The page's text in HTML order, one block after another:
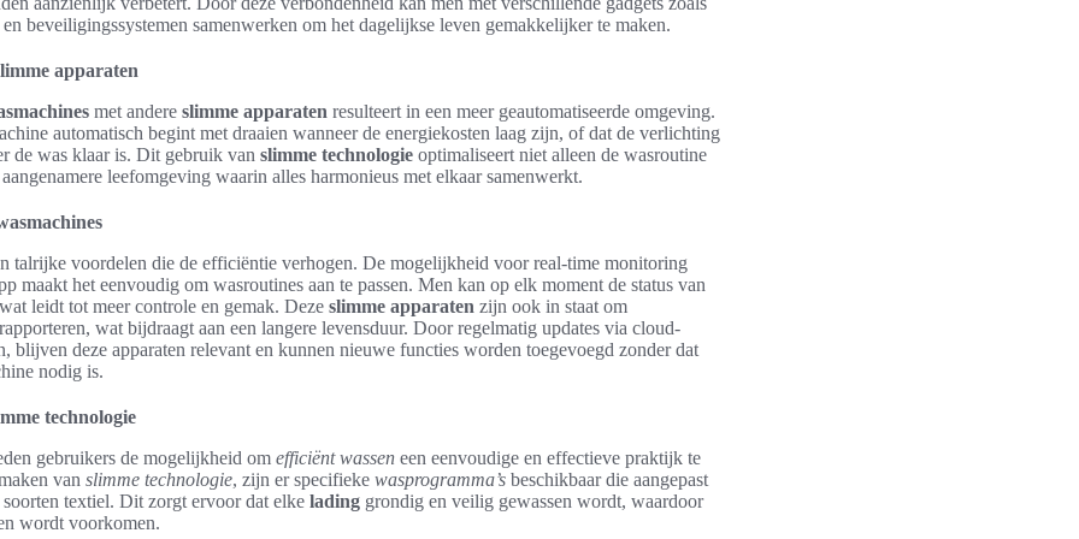
beveiligingssystemen samenwerken om het dagelijkse leven gemakkelijker te maken.
apparaten
met andere slimme apparaten resulteert in een meer geautomatiseerde omgeving.
automatisch begint met draaien wanneer de energiekosten laag zijn, of dat de verlichting
de was klaar is. Dit gebruik van slimme technologie optimaliseert niet alleen de wasroutine
leefomgeving waarin alles harmonieus met elkaar samenwerkt.
talrijke voordelen die de efficiëntie verhogen. De mogelijkheid voor real-time monitoring
maakt het eenvoudig om wasroutines aan te passen. Men kan op elk moment de status van
leidt tot meer controle en gemak. Deze slimme apparaten zijn ook in staat om
wat bijdraagt aan een langere levensduur. Door regelmatig updates via cloud-
blijven deze apparaten relevant en kunnen nieuwe functies worden toegevoegd zonder dat
nodig is.
technologie
gebruikers de mogelijkheid om efficiënt wassen een eenvoudige en effectieve praktijk te
van slimme technologie, zijn er specifieke wasprogramma’s beschikbaar die aangepast
textiel. Dit zorgt ervoor dat elke lading grondig en veilig gewassen wordt, waardoor
wordt voorkomen.